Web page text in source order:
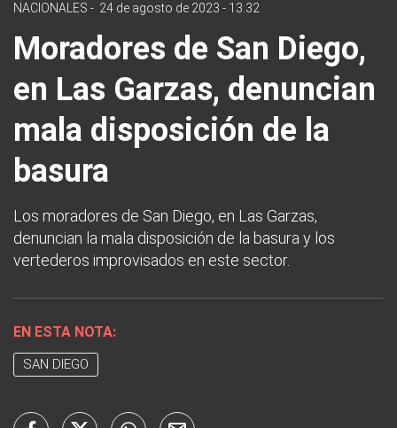
NACIONALES - 24 de agosto de 2023 - 13:32
Moradores de San Diego,
en Las Garzas, denuncian
mala disposición de la
basura
Los moradores de San Diego, en Las Garzas,
denuncian la mala disposición de la basura y los
vertederos improvisados en este sector.
EN ESTA NOTA:
SAN DIEGO